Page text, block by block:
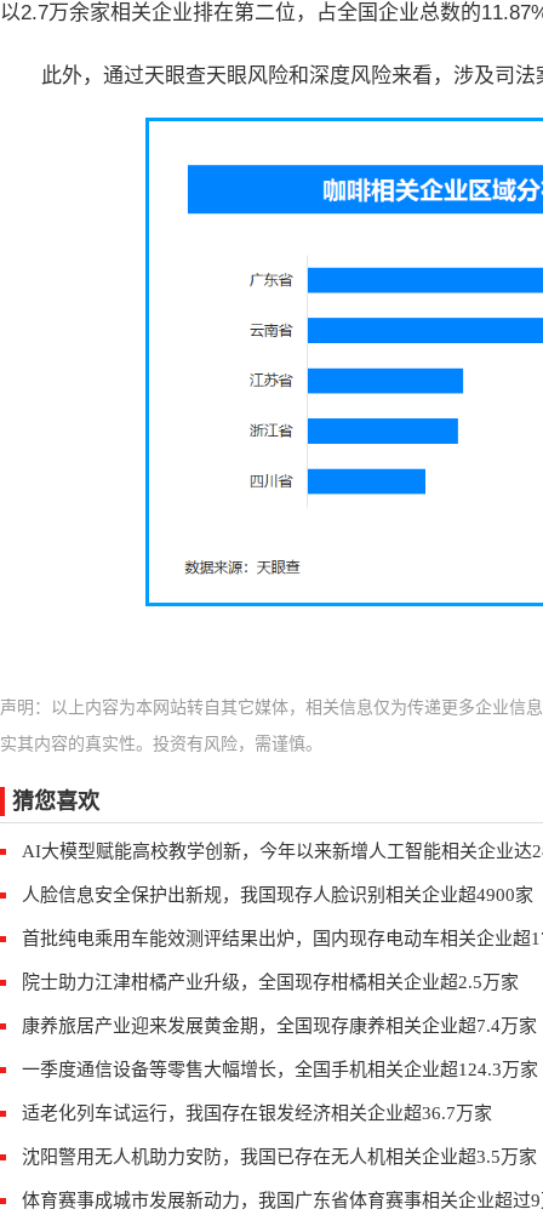
以2.7万余家相关企业排在第二位，占全国企业总数的
此外，通过天眼查天眼风险和深度风险来看，涉及司
声明：以上内容为本网站转自其它媒体，相关信息仅为传递更多企业信
实其内容的真实性。投资有风险，需谨慎。
猜您喜欢
AI大模型赋能高校教学创新，今年以来新增人工智能相关企业达
人脸信息安全保护出新规，我国现存人脸识别相关企业超4900家
首批纯电乘用车能效测评结果出炉，国内现存电动车相关企业超
院士助力江津柑橘产业升级，全国现存柑橘相关企业超2.5万家
康养旅居产业迎来发展黄金期，全国现存康养相关企业超7.4万家
一季度通信设备等零售大幅增长，全国手机相关企业超124.3万家
适老化列车试运行，我国存在银发经济相关企业超36.7万家
沈阳警用无人机助力安防，我国已存在无人机相关企业超3.5万家
体育赛事成城市发展新动力，我国广东省体育赛事相关企业超过